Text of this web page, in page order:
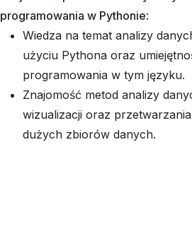
programowania w Pythonie:
Wiedza na temat analizy
użyciu Pythona oraz
programowania w tym języku.
Znajomość metod analizy
wizualizacji oraz
dużych zbiorów danych.